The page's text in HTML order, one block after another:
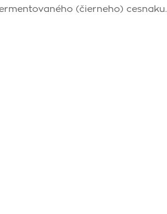
(čierneho) cesnaku.